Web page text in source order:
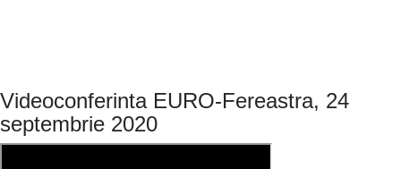
Videoconferinta EURO-Fereastra, 24
septembrie 2020